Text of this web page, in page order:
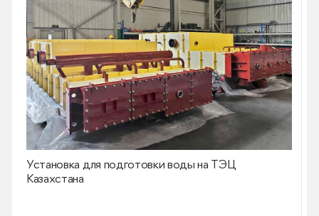
Установка для подготовки воды на ТЭЦ
Казахстана